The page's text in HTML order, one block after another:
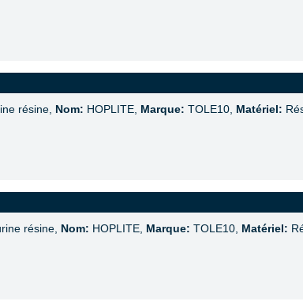
résine, Nom: HOPLITE, Marque: TOLE10, Matériel:
résine, Nom: HOPLITE, Marque: TOLE10, Matériel: